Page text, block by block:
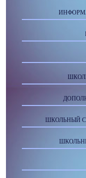
ШКОЛЬНЫЙ